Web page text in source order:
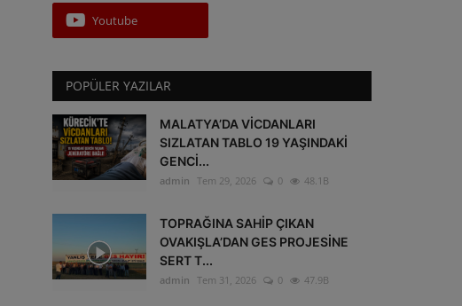
Youtube
POPÜLER YAZILAR
MALATYA’DA VİCDANLARI
SIZLATAN TABLO 19 YAŞINDAKİ
GENCİ...
admin Tem 29, 2026 0 48.1B
TOPRAĞINA SAHİP ÇIKAN
OVAKIŞLA’DAN GES PROJESİNE
SERT T...
admin Tem 31, 2026 0 47.9B